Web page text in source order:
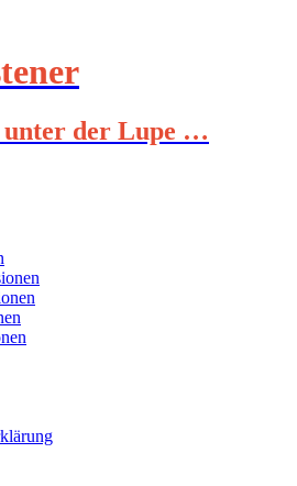
unter der Lupe …